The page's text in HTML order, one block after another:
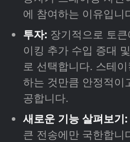
에 참여하는 이유입니
투자: 장기적으로 토
이킹 추가 수입 증대
로 선택합니다. 스테
하는 것만큼 안정적이
공합니다.
새로운 기능 살펴보기:
큰 전송에만 국한합니